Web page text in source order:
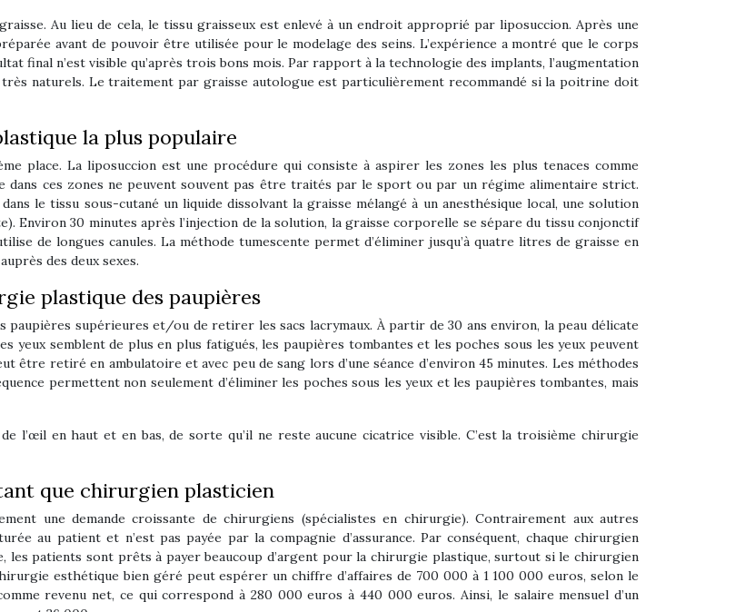
Au lieu de cela, le tissu graisseux est enlevé à un endroit approprié par liposuccion. Après une
avant de pouvoir être utilisée pour le modelage des seins. L’expérience a montré que le corps
final n’est visible qu’après trois bons mois. Par rapport à la technologie des implants, l’augmentation
naturels. Le traitement par graisse autologue est particulièrement recommandé si la poitrine doit
la plus populaire
place. La liposuccion est une procédure qui consiste à aspirer les zones les plus tenaces comme
dans ces zones ne peuvent souvent pas être traités par le sport ou par un régime alimentaire strict.
le tissu sous-cutané un liquide dissolvant la graisse mélangé à un anesthésique local, une solution
Environ 30 minutes après l’injection de la solution, la graisse corporelle se sépare du tissu conjonctif
de longues canules. La méthode tumescente permet d’éliminer jusqu’à quatre litres de graisse en
des deux sexes.
plastique des paupières
supérieures et/ou de retirer les sacs lacrymaux. À partir de 30 ans environ, la peau délicate
yeux semblent de plus en plus fatigués, les paupières tombantes et les poches sous les yeux peuvent
être retiré en ambulatoire et avec peu de sang lors d’une séance d’environ 45 minutes. Les méthodes
permettent non seulement d’éliminer les poches sous les yeux et les paupières tombantes, mais
l’œil en haut et en bas, de sorte qu’il ne reste aucune cicatrice visible. C’est la troisième chirurgie
que chirurgien plasticien
une demande croissante de chirurgiens (spécialistes en chirurgie). Contrairement aux autres
au patient et n’est pas payée par la compagnie d’assurance. Par conséquent, chaque chirurgien
patients sont prêts à payer beaucoup d’argent pour la chirurgie plastique, surtout si le chirurgien
esthétique bien géré peut espérer un chiffre d’affaires de 700 000 à 1 100 000 euros, selon le
revenu net, ce qui correspond à 280 000 euros à 440 000 euros. Ainsi, le salaire mensuel d’un